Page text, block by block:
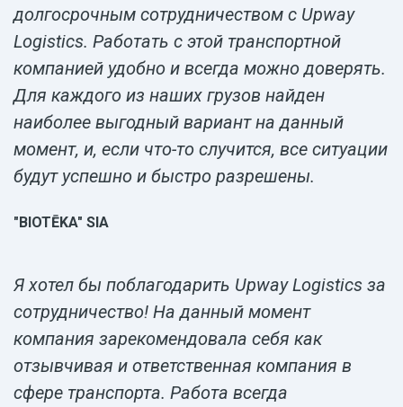
долгосрочным сотрудничеством с Upway
Logistics. Работать с этой транспортной
компанией удобно и всегда можно доверять.
Для каждого из наших грузов найден
наиболее выгодный вариант на данный
момент, и, если что-то случится, все ситуации
будут успешно и быстро разрешены.
"BIOTĒKA" SIA
Я хотел бы поблагодарить Upway Logistics за
сотрудничество! На данный момент
компания зарекомендовала себя как
отзывчивая и ответственная компания в
сфере транспорта. Работа всегда